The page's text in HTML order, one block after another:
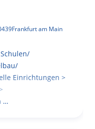
Frankfurt am Main
Einrichtungen >
…